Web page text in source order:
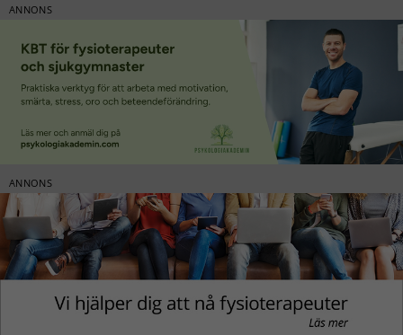
ANNONS
ANNONS